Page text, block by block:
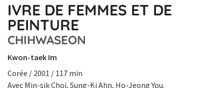
IVRE DE FEMMES ET DE
PEINTURE
CHIHWASEON
Kwon-taek Im
Corée / 2001 / 117 min
Avec Min-sik Choi, Sung-Ki Ahn, Ho-Jeong You.